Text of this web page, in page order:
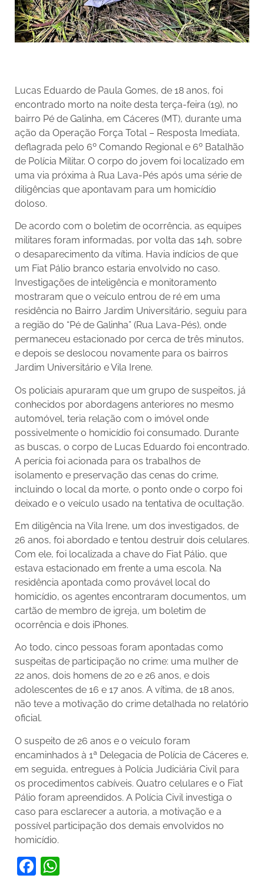
Lucas Eduardo de Paula Gomes, de 18 anos, foi
encontrado morto na noite desta terça-feira (19), no
bairro Pé de Galinha, em Cáceres (MT), durante uma
ação da Operação Força Total – Resposta Imediata,
deflagrada pelo 6º Comando Regional e 6º Batalhão
de Polícia Militar. O corpo do jovem foi localizado em
uma via próxima à Rua Lava-Pés após uma série de
diligências que apontavam para um homicídio
doloso.
De acordo com o boletim de ocorrência, as equipes
militares foram informadas, por volta das 14h, sobre
o desaparecimento da vítima. Havia indícios de que
um Fiat Pálio branco estaria envolvido no caso.
Investigações de inteligência e monitoramento
mostraram que o veículo entrou de ré em uma
residência no Bairro Jardim Universitário, seguiu para
a região do “Pé de Galinha” (Rua Lava-Pés), onde
permaneceu estacionado por cerca de três minutos,
e depois se deslocou novamente para os bairros
Jardim Universitário e Vila Irene.
Os policiais apuraram que um grupo de suspeitos, já
conhecidos por abordagens anteriores no mesmo
automóvel, teria relação com o imóvel onde
possivelmente o homicídio foi consumado. Durante
as buscas, o corpo de Lucas Eduardo foi encontrado.
A perícia foi acionada para os trabalhos de
isolamento e preservação das cenas do crime,
incluindo o local da morte, o ponto onde o corpo foi
deixado e o veículo usado na tentativa de ocultação.
Em diligência na Vila Irene, um dos investigados, de
26 anos, foi abordado e tentou destruir dois celulares.
Com ele, foi localizada a chave do Fiat Pálio, que
estava estacionado em frente a uma escola. Na
residência apontada como provável local do
homicídio, os agentes encontraram documentos, um
cartão de membro de igreja, um boletim de
ocorrência e dois iPhones.
Ao todo, cinco pessoas foram apontadas como
suspeitas de participação no crime: uma mulher de
22 anos, dois homens de 20 e 26 anos, e dois
adolescentes de 16 e 17 anos. A vítima, de 18 anos,
não teve a motivação do crime detalhada no relatório
oficial.
O suspeito de 26 anos e o veículo foram
encaminhados à 1ª Delegacia de Polícia de Cáceres e,
em seguida, entregues à Polícia Judiciária Civil para
os procedimentos cabíveis. Quatro celulares e o Fiat
Pálio foram apreendidos. A Polícia Civil investiga o
caso para esclarecer a autoria, a motivação e a
possível participação dos demais envolvidos no
homicídio.
Facebook